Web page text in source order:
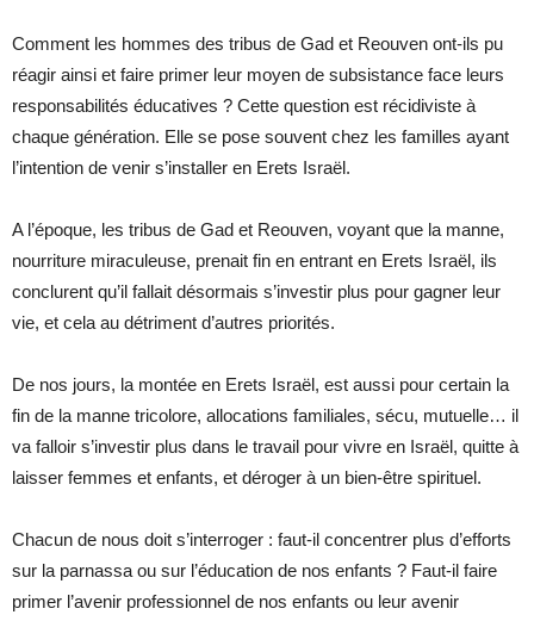
Comment les hommes des tribus de Gad et Reouven ont-ils pu
réagir ainsi et faire primer leur moyen de subsistance face leurs
responsabilités éducatives ? Cette question est récidiviste à
chaque génération. Elle se pose souvent chez les familles ayant
l’intention de venir s’installer en Erets Israël.
A l’époque, les tribus de Gad et Reouven, voyant que la manne,
nourriture miraculeuse, prenait fin en entrant en Erets Israël, ils
conclurent qu’il fallait désormais s’investir plus pour gagner leur
vie, et cela au détriment d’autres priorités.
De nos jours, la montée en Erets Israël, est aussi pour certain la
fin de la manne tricolore, allocations familiales, sécu, mutuelle… il
va falloir s’investir plus dans le travail pour vivre en Israël, quitte à
laisser femmes et enfants, et déroger à un bien-être spirituel.
Chacun de nous doit s’interroger : faut-il concentrer plus d’efforts
sur la parnassa ou sur l’éducation de nos enfants ? Faut-il faire
primer l’avenir professionnel de nos enfants ou leur avenir